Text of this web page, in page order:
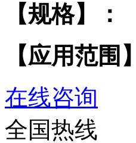
【规格】：
【应用范围
在线咨询
全国热线